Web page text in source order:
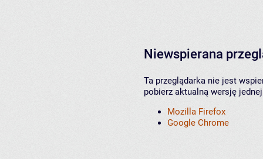
Niewspierana
Ta przeglądarka nie jest
pobierz aktualną wersję
Mozilla Firefox
Google Chrome